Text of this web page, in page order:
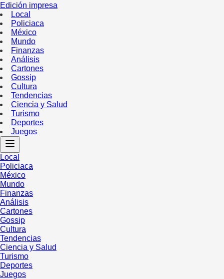
Edición impresa
Local
Policiaca
México
Mundo
Finanzas
Análisis
Cartones
Gossip
Cultura
Tendencias
Ciencia y Salud
Turismo
Deportes
Juegos
Local
Policiaca
México
Mundo
Finanzas
Análisis
Cartones
Gossip
Cultura
Tendencias
Ciencia y Salud
Turismo
Deportes
Juegos